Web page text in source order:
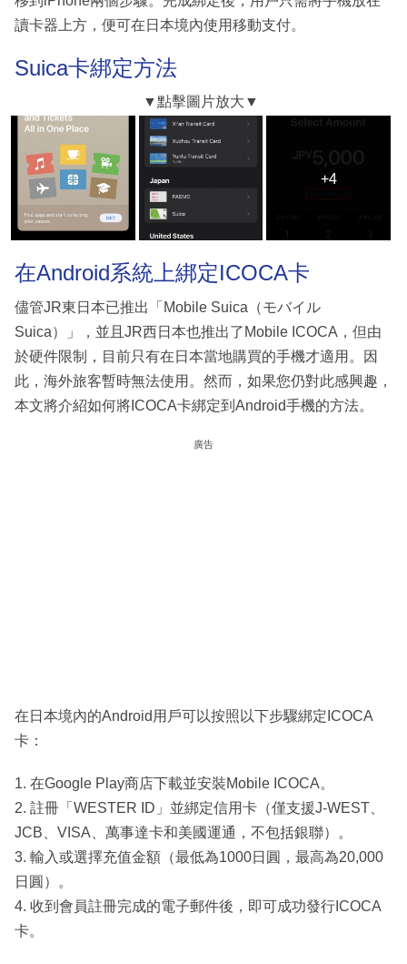
讀卡器上方，便可在日本境內使用移動支付。
Suica卡綁定方法
+4
+4
在Android系統上綁定ICOCA卡
儘管JR東日本已推出「Mobile Suica（モバイル
Suica）」，並且JR西日本也推出了Mobile ICOCA，但由
於硬件限制，目前只有在日本當地購買的手機才適用。因
此，海外旅客暫時無法使用。然而，如果您仍對此感興趣，
本文將介紹如何將ICOCA卡綁定到Android手機的方法。
廣告
在日本境內的Android用戶可以按照以下步驟綁定ICOCA
卡：
1. 在Google Play商店下載並安裝Mobile ICOCA。
2. 註冊「WESTER ID」並綁定信用卡（僅支援J-WEST、
JCB、VISA、萬事達卡和美國運通，不包括銀聯）。
3. 輸入或選擇充值金額（最低為1000日圓，最高為20,000
日圓）。
4. 收到會員註冊完成的電子郵件後，即可成功發行ICOCA
卡。